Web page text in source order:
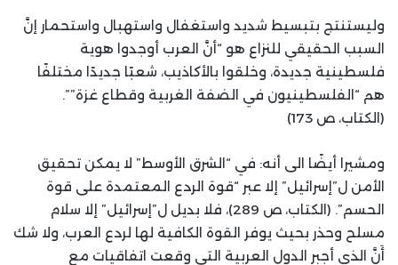
وليستنتج بتبسيط شديد واستغفال واستهبال واستحمار إنَّ
السبب الحقيقي للنزاع هو “أنَّ العرب أوجدوا هوية
فلسطينية جديدة، وخلقوا بالأكاذيب، شعبًا جديدًا مختلفًا
هم “الفلسطينيون في الضفة الغربية وقطاع غزة””.
(الكتاب، ص 173)
ومشيرا أيضًا الى أنه: في “الشرق الأوسط” لا يمكن تحقيق
الأمن ل”إسرائيل” إلا عبر “قوة الردع المعتمدة على قوة
الحسم”. (الكتاب، ص 289)، فلا بديل ل”إسرائيل” إلا سلام
مسلح وحذر بحيث يوفر القوة الكافية لها لردع العرب، ولا شك
أَنَّ الذي أجبر الدول العربية التي وقعت اتفاقيات مع